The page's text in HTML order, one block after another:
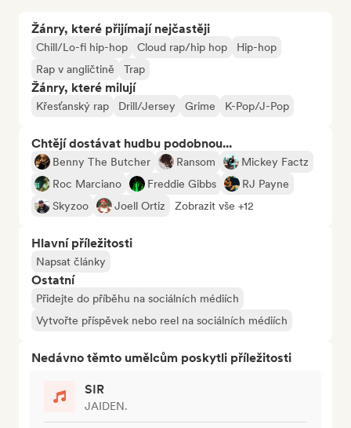
Žánry, které přijímají nejčastěji
Chill/Lo-fi hip-hop Cloud rap/hip hop
Hip-hop
Rap v angličtině
Trap
Žánry, které milují
Křesťanský rap Drill/Jersey Grime K-Pop/J-Pop
Chtějí dostávat hudbu podobnou...
Benny The Butcher Ransom
Mickey Factz
Roc Marciano
Freddie Gibbs
RJ Payne
Skyzoo
Joell Ortiz Zobrazit vše +12
Hlavní příležitosti
Napsat články
Ostatní
Přidejte do příběhu na sociálních médiích
Vytvořte příspěvek nebo reel na sociálních médiích
Nedávno těmto umělcům poskytli příležitosti
SIR
JAIDEN.